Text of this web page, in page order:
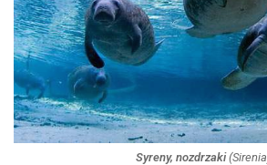
Syreny, nozdrzaki(Sirenia